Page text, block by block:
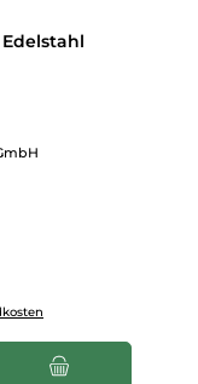
ein oder benutze die